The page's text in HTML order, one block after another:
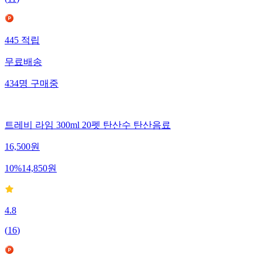
445적립
무료배송
434명구매중
트레비 라임 300ml 20펫 탄산수 탄산음료
16,500원
10%14,850원
4.8
(16)